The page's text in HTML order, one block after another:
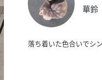
ス
華鈴
落ち着いた色合いでシ